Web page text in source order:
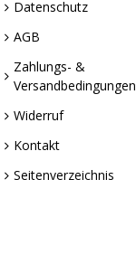
Datenschutz
AGB
Zahlungs- &
Versandbedingungen
Widerruf
Kontakt
Seitenverzeichnis